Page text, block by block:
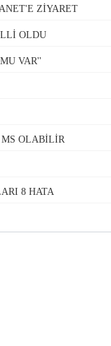
ZİYARET
OLDU
VAR''
MS OLABİLİR
8 HATA